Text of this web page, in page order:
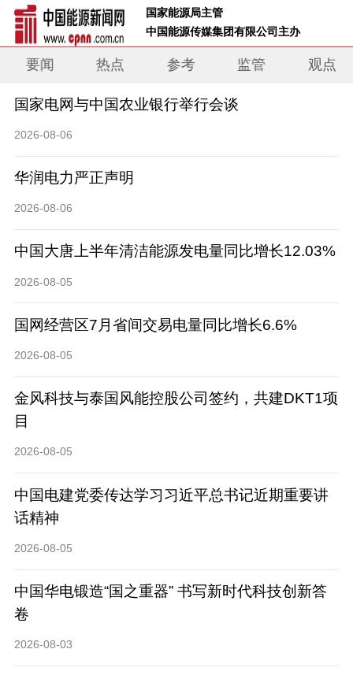
国家能源局主管
中国能源传媒集团有限公司主办
要闻 热点 参考 监管 观点
国家电网与中国农业银行举行会谈
2026-08-06
华润电力严正声明
2026-08-06
中国大唐上半年清洁能源发电量同比增长12.03%
2026-08-05
国网经营区7月省间交易电量同比增长6.6%
2026-08-05
金风科技与泰国风能控股公司签约，共建DKT1项
目
2026-08-05
中国电建党委传达学习习近平总书记近期重要讲
话精神
2026-08-05
中国华电锻造“国之重器” 书写新时代科技创新答
卷
2026-08-03